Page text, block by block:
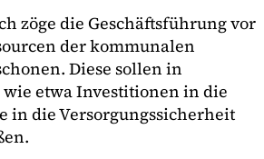
zöge die Geschäftsführung vor
der kommunalen
Diese sollen in
etwa Investitionen in die
in die Versorgungssicherheit